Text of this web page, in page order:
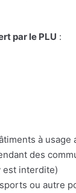
par le PLU :
à
des
est interdite)
ou autre